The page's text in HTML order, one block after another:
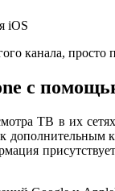
iOS
канала,
с
ТВ в их